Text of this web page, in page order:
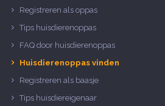
Registreren als oppas
Tips huisdierenoppas
FAQ door huisdierenoppas
Huisdierenoppas vinden
Registreren als baasje
Tips huisdiereigenaar